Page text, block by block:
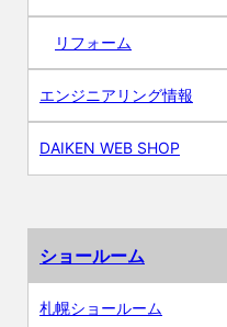
リフォーム
エンジニアリング情報
DAIKEN WEB SHOP
ショールーム
札幌ショールーム